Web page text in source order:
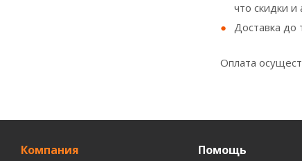
что скидки
Доставка до
Оплата
Компания Помощь